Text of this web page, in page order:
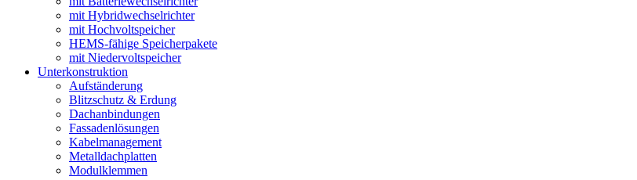
mit Hybridwechselrichter
mit Hochvoltspeicher
HEMS-fähige Speicherpakete
mit Niedervoltspeicher
Unterkonstruktion
Aufständerung
Blitzschutz & Erdung
Dachanbindungen
Fassadenlösungen
Kabelmanagement
Metalldachplatten
Modulklemmen